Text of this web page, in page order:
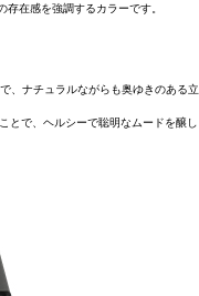
在感を強調するカラーです。
、ナチュラルながらも奥ゆきのある立
とで、ヘルシーで聡明なムードを醸し